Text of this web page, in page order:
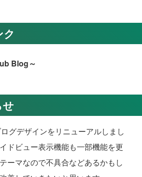
Blog～
グデザインをリニューアルしまし
ドビュー表示機能も一部機能を更
ーマなので不具合などあるかもし